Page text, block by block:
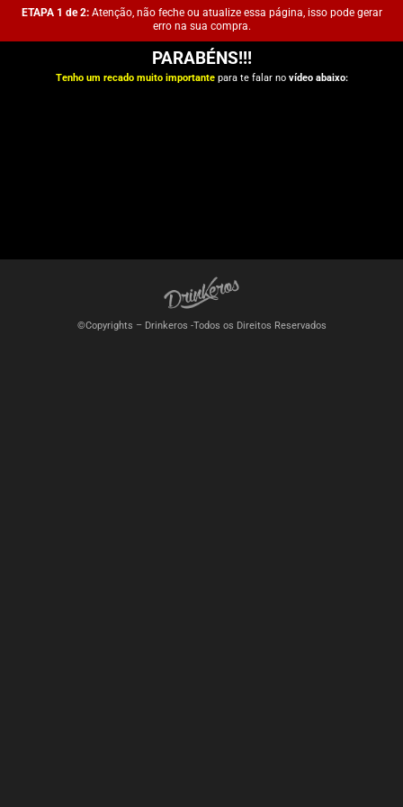
ETAPA 1 de 2: Atenção, não feche ou atualize essa página, isso pode gerar
erro na sua compra.
PARABÉNS!!!
Tenho um recado muito importantepara te falar no vídeo abaixo:
©Copyrights – Drinkeros -Todos os Direitos Reservados